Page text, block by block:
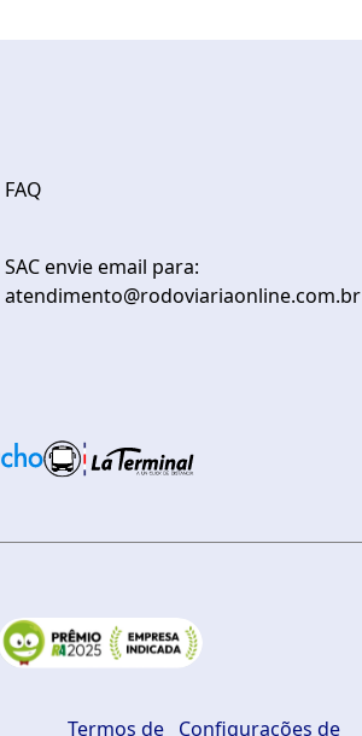
FAQ
SAC envie email para:
atendimento@rodoviariaonline.com.br
Termos de Configurações de